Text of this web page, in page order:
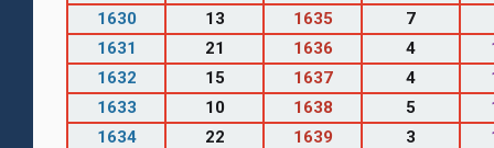
1630
13 1635
7
1631
21 1636 4
1632
15 1637 4
1633
10 1638 5
1634
22 1639 3